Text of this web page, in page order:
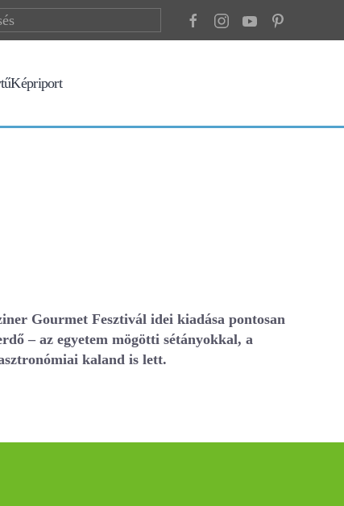
Képriport
Gourmet Fesztivál idei kiadása pontosan
– az egyetem mögötti sétányokkal, a
kaland is lett.